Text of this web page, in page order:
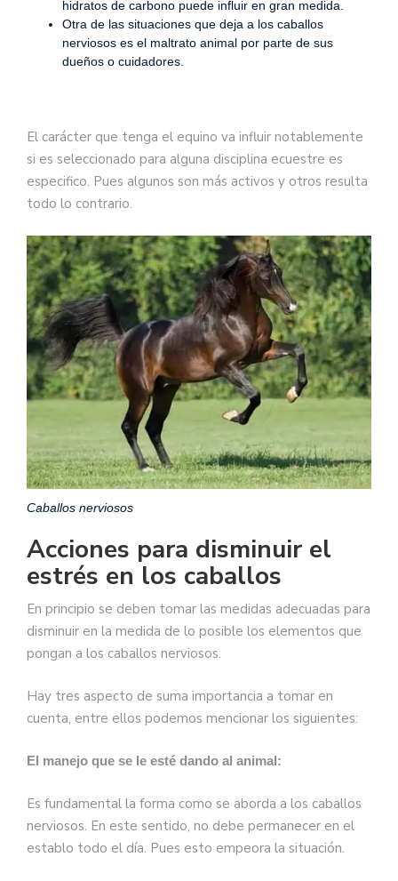
hidratos de carbono puede influir en gran medida.
Otra de las situaciones que deja a los caballos
nerviosos es el maltrato animal por parte de sus
dueños o cuidadores.
El carácter que tenga el equino va influir notablemente
si es seleccionado para alguna disciplina ecuestre es
especifico. Pues algunos son más activos y otros resulta
todo lo contrario.
Caballos nerviosos
Acciones para disminuir el
estrés en los caballos
En principio se deben tomar las medidas adecuadas para
disminuir en la medida de lo posible los elementos que
pongan a los caballos nerviosos.
Hay tres aspecto de suma importancia a tomar en
cuenta, entre ellos podemos mencionar los siguientes:
El manejo que se le esté dando al animal:
Es fundamental la forma como se aborda a los caballos
nerviosos. En este sentido, no debe permanecer en el
establo todo el día. Pues esto empeora la situación.